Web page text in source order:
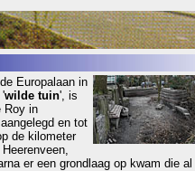
Europalaan in
'wilde tuin', is
Roy in
en tot
de kilometer
er een grondlaag op kwam die al